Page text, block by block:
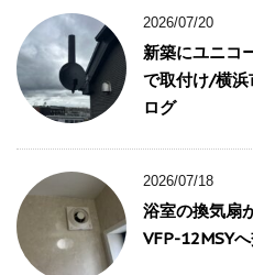
2026/07/20
新築にユニコ
で取付け/横浜
ログ
2026/07/18
浴室の換気扇
VFP-12MSY